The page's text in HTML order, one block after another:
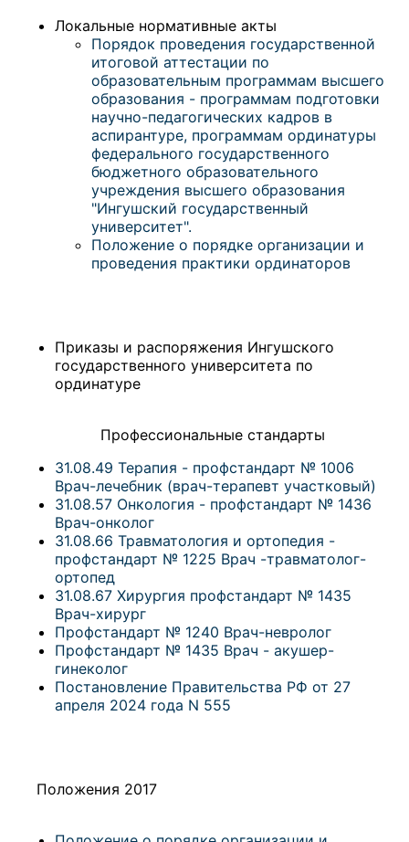
Локальные нормативные акты
Порядок проведения государственной
итоговой аттестации по
образовательным программам высшего
образования - программам подготовки
научно-педагогических кадров в
аспирантуре, программам ординатуры
федерального государственного
бюджетного образовательного
учреждения высшего образования
"Ингушский государственный
университет".
Положение о порядке организации и
проведения практики ординаторов
Приказы и распоряжения Ингушского
государственного университета по
ординатуре
Профессиональные стандарты
31.08.49 Терапия - профстандарт № 1006
Врач-лечебник (врач-терапевт участковый)
31.08.57 Онкология - профстандарт № 1436
Врач-онколог
31.08.66 Травматология и ортопедия -
профстандарт № 1225 Врач -травматолог-
ортопед
31.08.67 Хирургия профстандарт № 1435
Врач-хирург
Профстандарт № 1240 Врач-невролог
Профстандарт № 1435 Врач - акушер-
гинеколог
Постановление Правительства РФ от 27
апреля 2024 года N 555
Положения 2017